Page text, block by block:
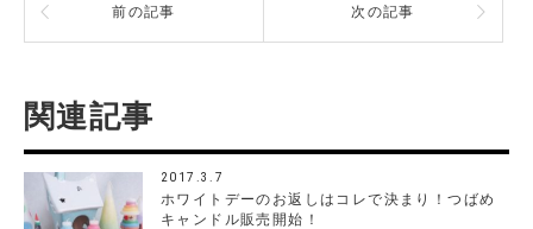
前の記事 次の記事
関連記事
2017.3.7
ホワイトデーのお返しはコレで決まり！つばめ
キャンドル販売開始！